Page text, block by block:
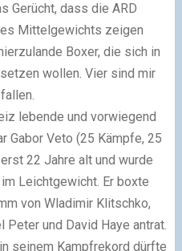
Gerücht, dass die ARD
Mittelgewichts zeigen
Boxer, die sich in
wollen. Vier sind mir
lebende und vorwiegend
Gabor Veto (25 Kämpfe, 25
22 Jahre alt und wurde
Leichtgewicht. Er boxte
von Wladimir Klitschko,
Peter und David Haye antrat.
seinem Kampfrekord dürfte